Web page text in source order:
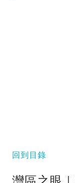
回到目錄